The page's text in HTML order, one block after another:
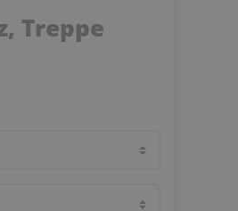
Treppe